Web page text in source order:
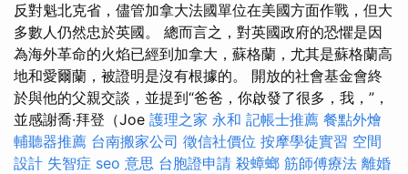
反對魁北克省，儘管加拿大法國單位在美國方面作戰，但大
多數人仍然忠於英國。 總而言之，對英國政府的恐懼是因
為海外革命的火焰已經到加拿大，蘇格蘭，尤其是蘇格蘭高
地和愛爾蘭，被證明是沒有根據的。 開放的社會基金會終
於與他的父親交談，並提到“爸爸，你啟發了很多，我，”，
並感謝喬·拜登（Joe 護理之家 永和 記帳士推薦 餐點外燴
輔聽器推薦 台南搬家公司 徵信社價位 按摩學徒實習 空間
設計 失智症 seo 意思 台胞證申請 殺蟑螂 筋師傅療法 離婚